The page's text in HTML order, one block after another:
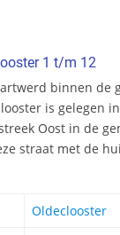
1 t/m 12
binnen de
is gelegen
Oost in de
straat met de
Oldeclooster